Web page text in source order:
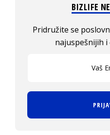
BIZLIFE
Pridružite se
najuspešnijih